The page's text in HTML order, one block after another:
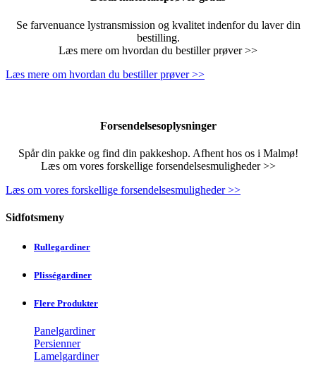
Se farvenuance lystransmission og kvalitet indenfor du laver din
bestilling.
Læs mere om hvordan du bestiller prøver >>
Læs mere om hvordan du bestiller prøver >>
Forsendelsesoplysninger
Spår din pakke og find din pakkeshop. Afhent hos os i Malmø!
Læs om vores forskellige forsendelsesmuligheder >>
Læs om vores forskellige forsendelsesmuligheder >>
Sidfotsmeny
Rullegardiner
Plisségardiner
Flere Produkter
Panelgardiner
Persienner
Lamelgardiner